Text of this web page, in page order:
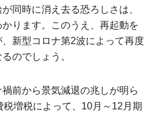
同時に消え去る恐ろしさは、
ります。このうえ、再起動を
新型コロナ第2波によって再度
のでしょう。
前から景気減退の兆しが明ら
増税によって、10月～12月期